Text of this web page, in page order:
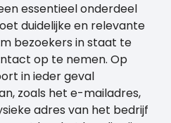
essentieel onderdeel
duidelijke en relevante
bezoekers in staat te
op te nemen. Op
in ieder geval
zoals het e-mailadres,
adres van het bedrijf